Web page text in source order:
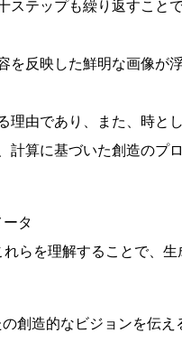
ステップも繰り返すこと
を反映した鮮明な画像が
理由であり、また、時と
計算に基づいた創造のプ
タ
らを理解することで、生
創造的なビジョンを伝え